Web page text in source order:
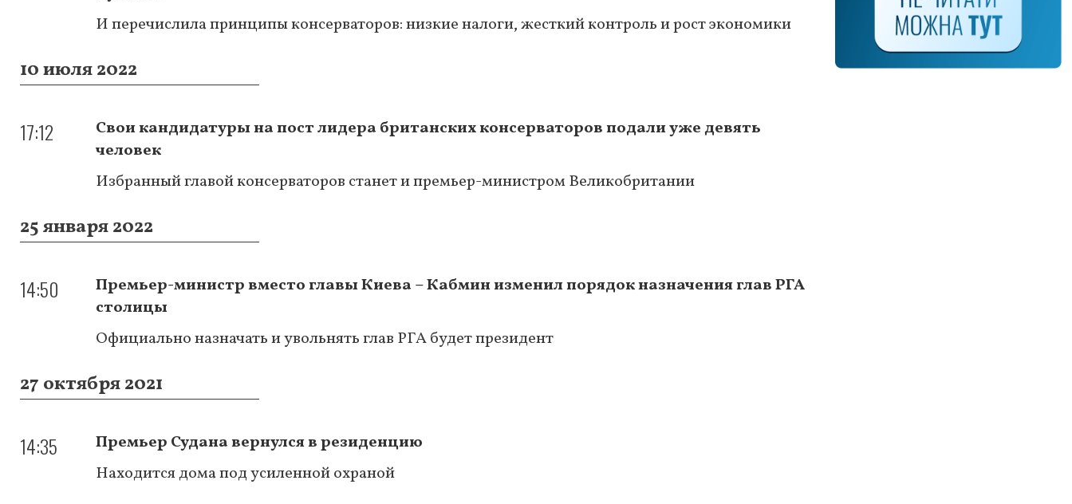
И перечислила принципы консерваторов: низкие налоги, жесткий контроль и рост экономики
10 июля 2022
17:12
Свои кандидатуры на пост лидера британских консерваторов подали уже девять
человек
Избранный главой консерваторов станет и премьер-министром Великобритании
25 января 2022
14:50
Премьер-министр вместо главы Киева – Кабмин изменил порядок назначения глав РГА
столицы
Официально назначать и увольнять глав РГА будет президент
27 октября 2021
14:35
Премьер Судана вернулся в резиденцию
Находится дома под усиленной охраной